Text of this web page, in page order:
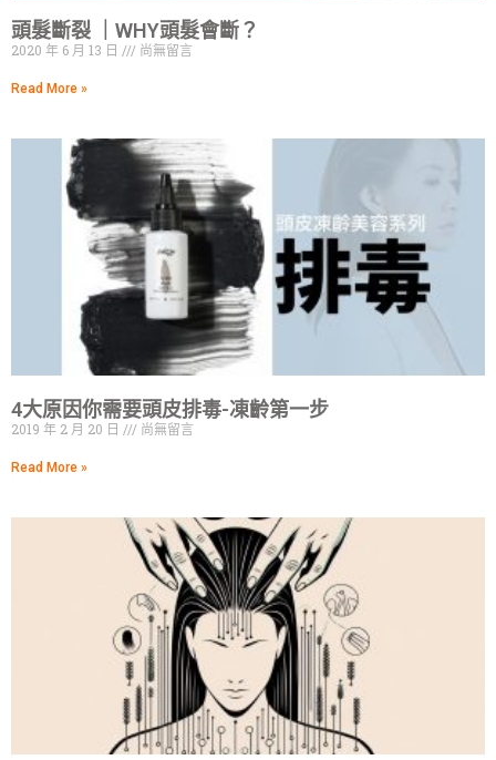
頭髮斷裂 ｜WHY頭髮會斷？
2020 年 6 月 13 日 尚無留言
Read More »
4大原因你需要頭皮排毒-凍齡第一步
2019 年 2 月 20 日 尚無留言
Read More »